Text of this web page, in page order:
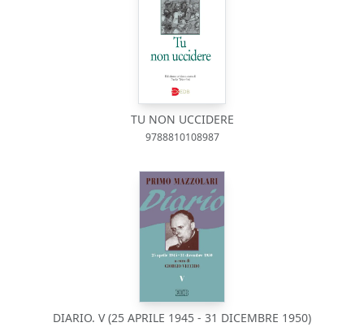
TU NON UCCIDERE
9788810108987
DIARIO. V (25 APRILE 1945 - 31 DICEMBRE 1950)